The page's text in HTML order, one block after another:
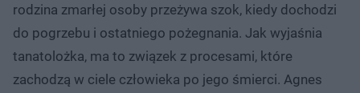
rodzina zmarłej osoby przeżywa szok, kiedy dochodzi
do pogrzebu i ostatniego pożegnania. Jak wyjaśnia
tanatolożka, ma to związek z procesami, które
zachodzą w ciele człowieka po jego śmierci. Agnes